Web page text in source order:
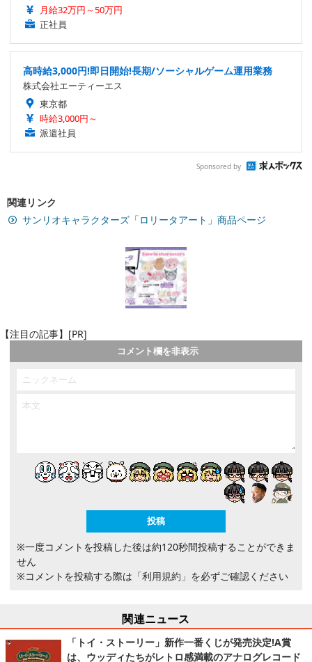
月給32万円～50万円
正社員
高時給3,000円!即日開始!長期/ソーシャルゲーム運用業務
株式会社エーティーエス
東京都
時給3,000円～
派遣社員
Sponsored by
関連リンク
サンリオキャラクターズ「ロリータアート」商品ページ
【注目の記事】[PR]
コメント欄を非表示
※一度コメントを投稿した後は約120秒間投稿することができま
せん
※コメントを投稿する際は 「利用規約」 を必ずご確認ください
関連ニュース
「トイ・ストーリー」新作一番くじが発売決定!A賞
は、ウッディたちがレトロ感満載のアナログレコード